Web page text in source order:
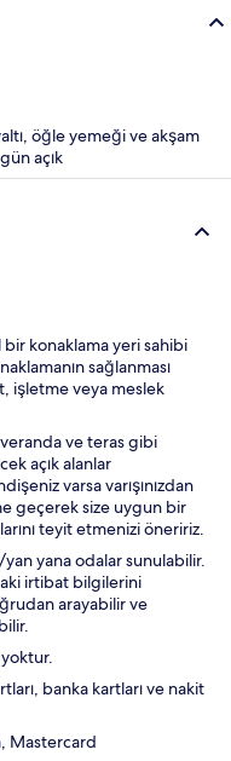
öğle yemeği ve akşam
açık
konaklama yeri sahibi
sağlanması
işletme veya meslek
ve teras gibi
açık alanlar
varsa varışınızdan
geçerek size uygun bir
teyit etmenizi öneririz.
yan yana odalar sunulabilir.
irtibat bilgilerini
arayabilir ve
banka kartları ve nakit
Mastercard